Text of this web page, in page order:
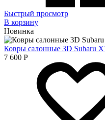
Быстрый просмотр
В корзину
Новинка
Ковры салонные 3D Subaru
7 600 Р